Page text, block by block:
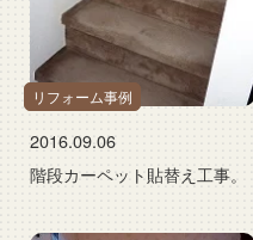
リフォーム事例
2016.09.06
階段カーペット貼替え工事。